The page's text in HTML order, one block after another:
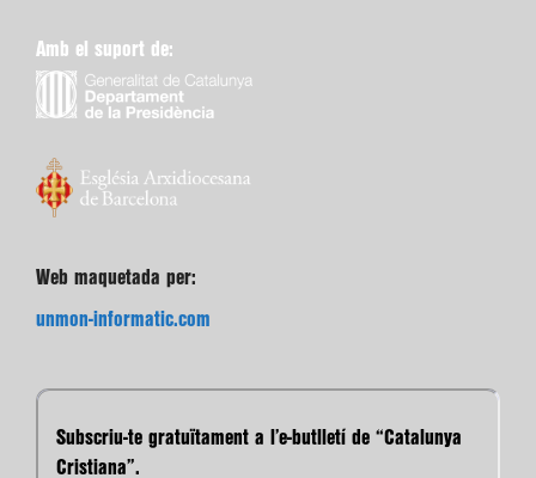
Amb el suport de:
Web maquetada per:
unmon-informatic.com
Subscriu-te gratuïtament a l’e-butlletí de “Catalunya
Cristiana”.